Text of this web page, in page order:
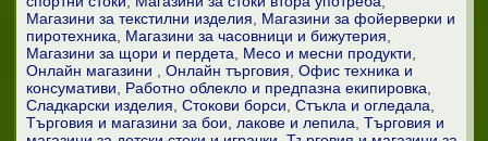
Магазини за текстилни изделия
Магазини за фойерверки и
пиротехника
Магазини за часовници и бижутерия
Магазини за щори и пердета
Месо и месни продукти
Онлайн магазини
Онлайн търговия Офис техника и
консумативи
Работно облекло и предпазна екипировка
Сладкарски изделия Стокови борси Стъкла и огледала
Търговия и магазини за бои, лакове и лепила Търговия и